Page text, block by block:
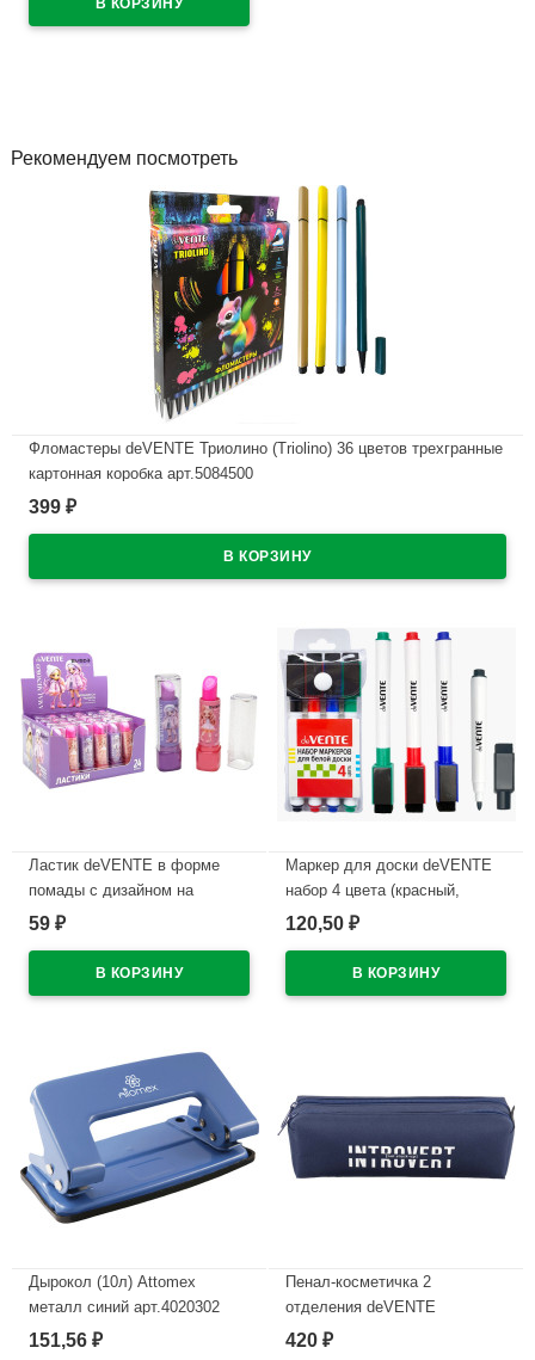
Рекомендуем посмотреть
Фломастеры deVENTE Триолино (Triolino) 36 цветов трехгранные
картонная коробка арт.5084500
В наличии
399 ₽
Ластик deVENTE в форме
помады с дизайном на
корпусе арт.8030619
59 ₽
Маркер для доски deVENTE
набор 4 цвета (красный,
синий, черный, зеленый) 2мм
магнитом для крепления
арт.5040605 (Ст.4)
120,50 ₽
Дырокол (10л) Attomex
металл синий арт.4020302
В наличии
151,56 ₽
Пенал-косметичка 2
отделения deVENTE
Интроверт (Introvert)
420 ₽